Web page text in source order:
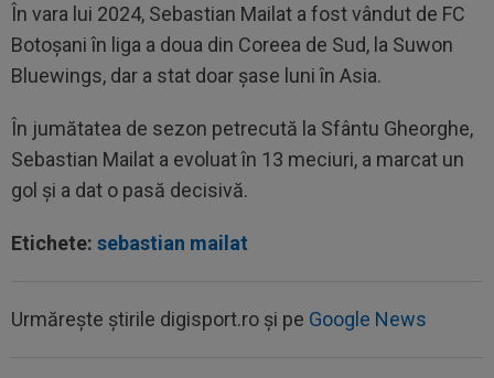
În vara lui 2024, Sebastian Mailat a fost vândut de FC
Botoșani în liga a doua din Coreea de Sud, la Suwon
Bluewings, dar a stat doar șase luni în Asia.
În jumătatea de sezon petrecută la Sfântu Gheorghe,
Sebastian Mailat a evoluat în 13 meciuri, a marcat un
gol și a dat o pasă decisivă.
Etichete: sebastian mailat
Urmărește știrile digisport.ro și pe Google News